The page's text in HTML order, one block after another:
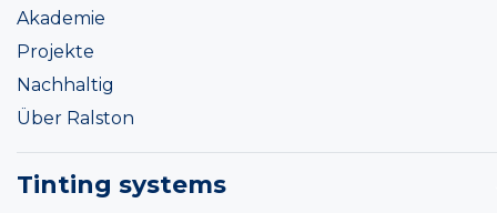
Akademie
Projekte
Nachhaltig
Über Ralston
Tinting systems